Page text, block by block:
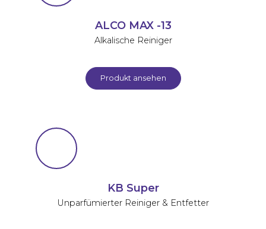
ALCO MAX -13
Alkalische Reiniger
Produkt ansehen
KB Super
Unparfümierter Reiniger & Entfetter